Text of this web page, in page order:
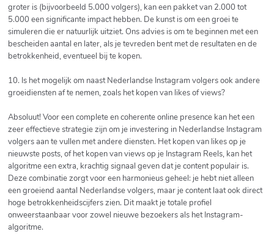
groter is (bijvoorbeeld 5.000 volgers), kan een pakket van 2.000 tot
5.000 een significante impact hebben. De kunst is om een groei te
simuleren die er natuurlijk uitziet. Ons advies is om te beginnen met een
bescheiden aantal en later, als je tevreden bent met de resultaten en de
betrokkenheid, eventueel bij te kopen.
10. Is het mogelijk om naast Nederlandse Instagram volgers ook andere
groeidiensten af te nemen, zoals het kopen van likes of views?
Absoluut! Voor een complete en coherente online presence kan het een
zeer effectieve strategie zijn om je investering in Nederlandse Instagram
volgers aan te vullen met andere diensten. Het kopen van likes op je
nieuwste posts, of het kopen van views op je Instagram Reels, kan het
algoritme een extra, krachtig signaal geven dat je content populair is.
Deze combinatie zorgt voor een harmonieus geheel: je hebt niet alleen
een groeiend aantal Nederlandse volgers, maar je content laat ook direct
hoge betrokkenheidscijfers zien. Dit maakt je totale profiel
onweerstaanbaar voor zowel nieuwe bezoekers als het Instagram-
algoritme.